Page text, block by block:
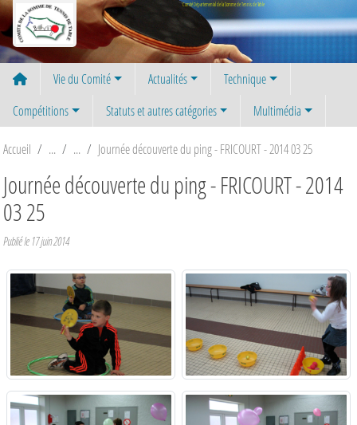
Comité Départemental de la Somme de Tennis de Table
Vie du Comité Actualités
Technique
Compétitions
Statuts et autres catégories Multimédia
Accueil Journée découverte du ping - FRICOURT - 2014 03 25
Journée découverte du ping - FRICOURT - 2014
03 25
Publié le 17 juin 2014
Panneau de gestion des cookies